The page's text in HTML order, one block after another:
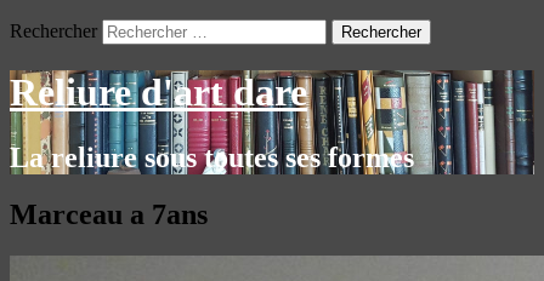
Rechercher
Reliure d'art dare
La reliure sous toutes ses formes
Marceau a 7ans